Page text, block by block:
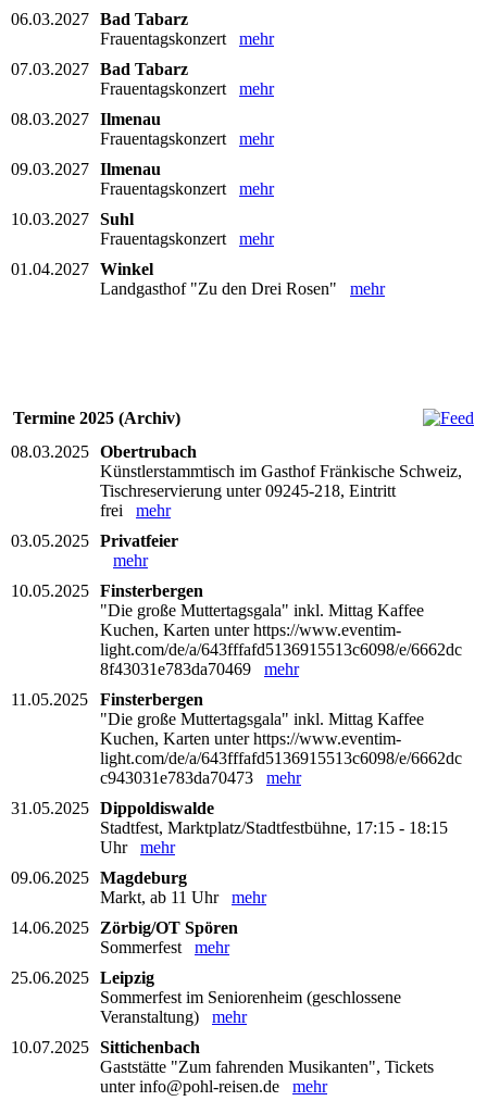
06.03.2027 Bad Tabarz
Frauentagskonzert mehr
07.03.2027 Bad Tabarz
Frauentagskonzert mehr
08.03.2027 Ilmenau
Frauentagskonzert mehr
09.03.2027 Ilmenau
Frauentagskonzert mehr
10.03.2027 Suhl
Frauentagskonzert mehr
01.04.2027 Winkel
Landgasthof "Zu den Drei Rosen" mehr
Termine 2025 (Archiv)
08.03.2025 Obertrubach
Künstlerstammtisch im Gasthof Fränkische Schweiz,
Tischreservierung unter 09245-218, Eintritt
frei mehr
03.05.2025 Privatfeier
mehr
10.05.2025 Finsterbergen
"Die große Muttertagsgala" inkl. Mittag Kaffee
Kuchen, Karten unter https://www.eventim-
light.com/de/a/643fffafd5136915513c6098/e/6662dc
8f43031e783da70469 mehr
11.05.2025
Finsterbergen
"Die große Muttertagsgala" inkl. Mittag Kaffee
Kuchen, Karten unter https://www.eventim-
light.com/de/a/643fffafd5136915513c6098/e/6662dc
c943031e783da70473 mehr
31.05.2025 Dippoldiswalde
Stadtfest, Marktplatz/Stadtfestbühne, 17:15 - 18:15
Uhr mehr
09.06.2025 Magdeburg
Markt, ab 11 Uhr mehr
14.06.2025
Zörbig/OT Spören
Sommerfest mehr
25.06.2025 Leipzig
Sommerfest im Seniorenheim (geschlossene
Veranstaltung) mehr
10.07.2025 Sittichenbach
Gaststätte "Zum fahrenden Musikanten", Tickets
unter info@pohl-reisen.de mehr